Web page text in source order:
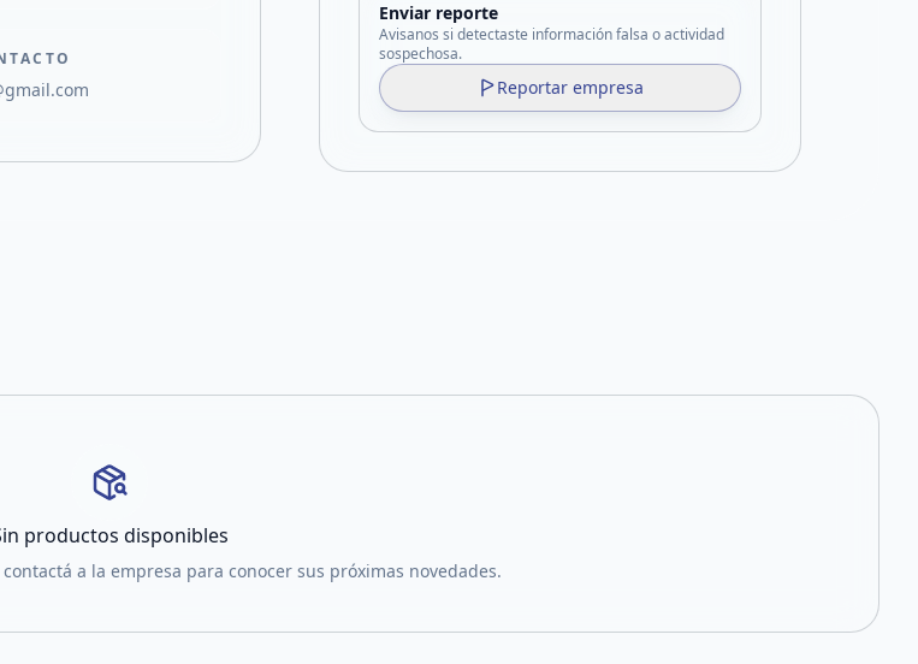
Enviar reporte
Avisanos si detectaste información falsa o actividad
sospechosa.
Reportar empresa
productos disponibles
a la empresa para conocer sus próximas novedades.